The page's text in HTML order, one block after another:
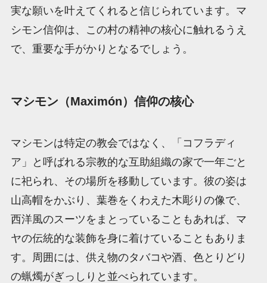
実な願いを叶えてくれると信じられています。マ
シモン信仰は、この村の精神の核心に触れるうえ
で、重要な手がかりとなるでしょう。
マシモン（Maximón）信仰の核心
マシモンは特定の教会ではなく、「コフラディ
ア」と呼ばれる宗教的な互助組織の家で一年ごと
に祀られ、その場所を移動しています。彼の姿は
山高帽をかぶり、葉巻をくわえた木彫りの像で、
西洋風のスーツをまとっていることもあれば、マ
ヤの伝統的な装飾を身に着けていることもありま
す。周囲には、供え物のタバコや酒、色とりどり
の蝋燭がぎっしりと並べられています。